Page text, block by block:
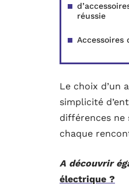
réussie
Le choix d’un
simplicité
différences ne
chaque
A découvrir
électrique ?